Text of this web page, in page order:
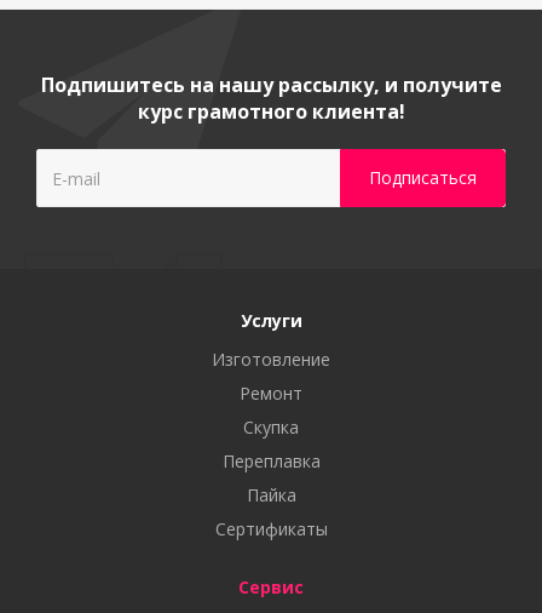
Подпишитесь на нашу рассылку, и получите
курс грамотного клиента!
Услуги
Изготовление
Ремонт
Скупка
Переплавка
Пайка
Сертификаты
Сервис